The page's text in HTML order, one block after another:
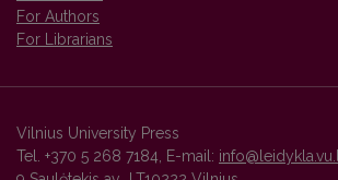
For Authors
For Librarians
Vilnius University Press
Tel. +370 5 268 7184, E-mail: